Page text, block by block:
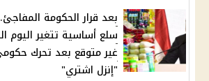
سلع أساسية تتغير
غير متوقع بعد تحرك
"إنزل اشتري"